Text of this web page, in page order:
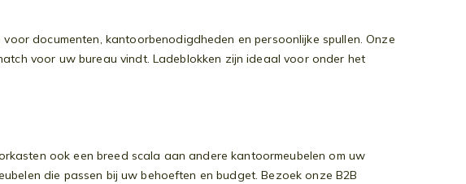
documenten, kantoorbenodigdheden en persoonlijke spullen. Onze
voor uw bureau vindt. Ladeblokken zijn ideaal voor onder het
ook een breed scala aan andere kantoormeubelen om uw
die passen bij uw behoeften en budget. Bezoek onze B2B